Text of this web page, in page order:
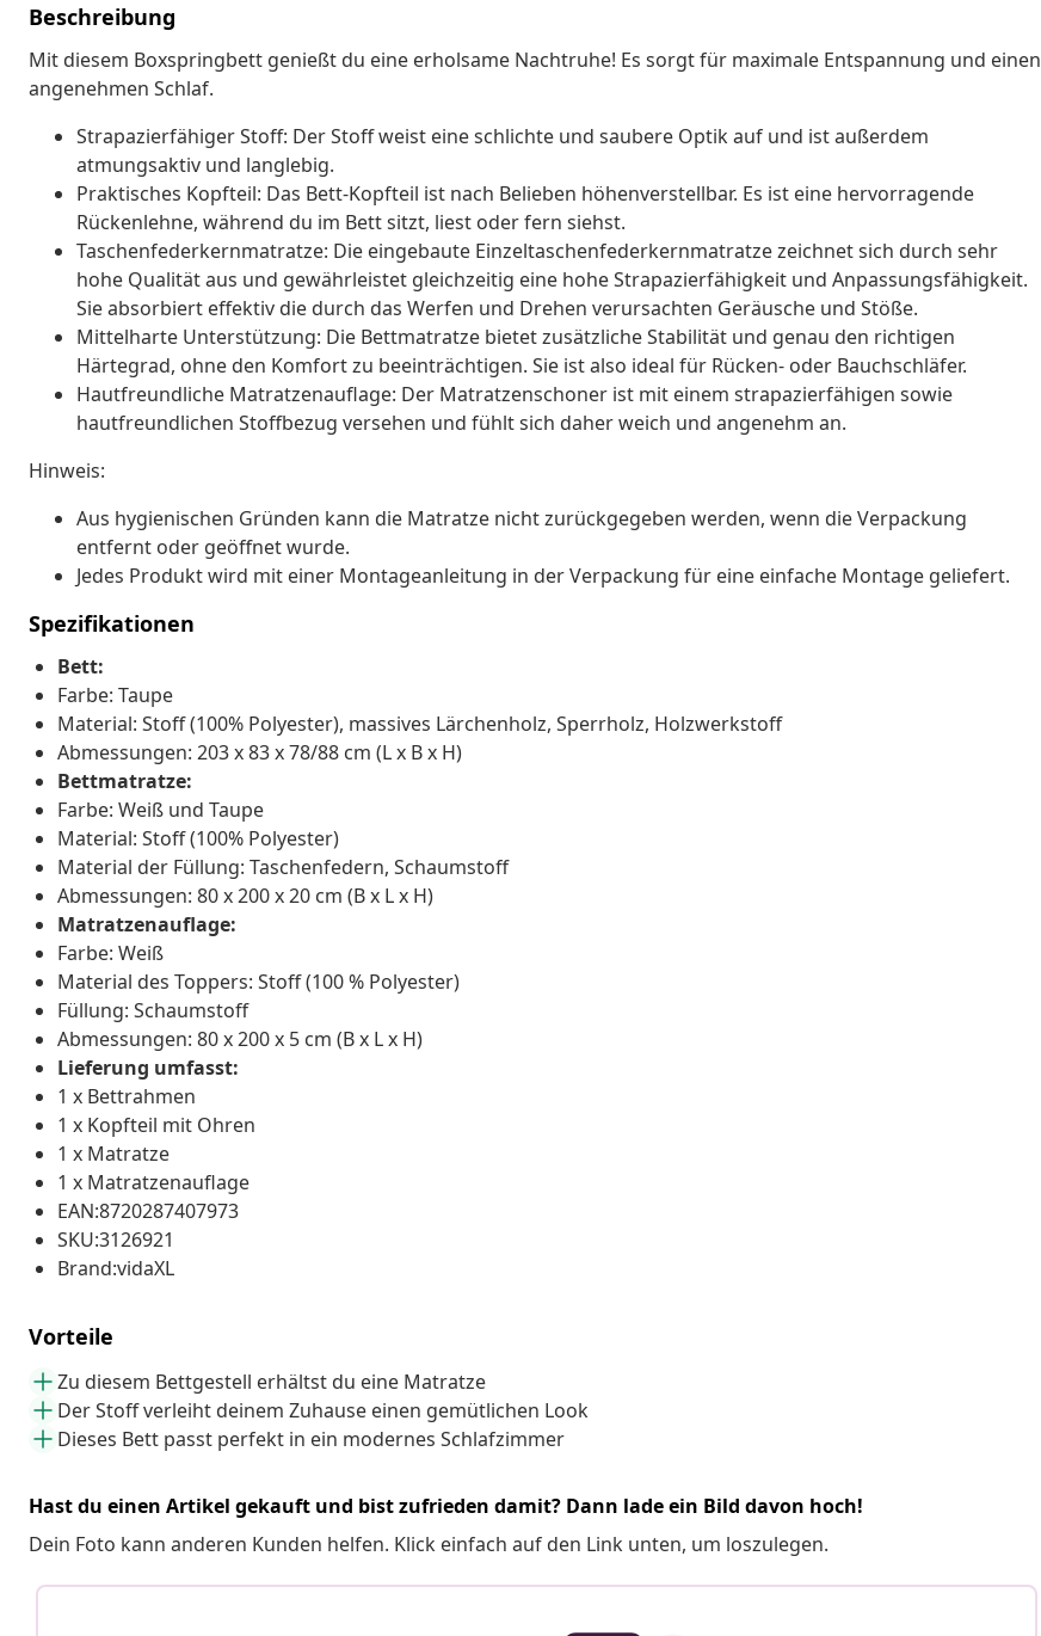
Beschreibung
Mit diesem Boxspringbett genießt du eine erholsame Nachtruhe! Es sorgt für maximale Entspannung und einen
angenehmen Schlaf.
Strapazierfähiger Stoff: Der Stoff weist eine schlichte und saubere Optik auf und ist außerdem
atmungsaktiv und langlebig.
Praktisches Kopfteil: Das Bett-Kopfteil ist nach Belieben höhenverstellbar. Es ist eine hervorragende
Rückenlehne, während du im Bett sitzt, liest oder fern siehst.
Taschenfederkernmatratze: Die eingebaute Einzeltaschenfederkernmatratze zeichnet sich durch sehr
hohe Qualität aus und gewährleistet gleichzeitig eine hohe Strapazierfähigkeit und Anpassungsfähigkeit.
Sie absorbiert effektiv die durch das Werfen und Drehen verursachten Geräusche und Stöße.
Mittelharte Unterstützung: Die Bettmatratze bietet zusätzliche Stabilität und genau den richtigen
Härtegrad, ohne den Komfort zu beeinträchtigen. Sie ist also ideal für Rücken- oder Bauchschläfer.
Hautfreundliche Matratzenauflage: Der Matratzenschoner ist mit einem strapazierfähigen sowie
hautfreundlichen Stoffbezug versehen und fühlt sich daher weich und angenehm an.
Hinweis:
Aus hygienischen Gründen kann die Matratze nicht zurückgegeben werden, wenn die Verpackung
entfernt oder geöffnet wurde.
Jedes Produkt wird mit einer Montageanleitung in der Verpackung für eine einfache Montage geliefert.
Spezifikationen
Bett:
Farbe: Taupe
Material: Stoff (100% Polyester), massives Lärchenholz, Sperrholz, Holzwerkstoff
Abmessungen: 203 x 83 x 78/88 cm (L x B x H)
Bettmatratze:
Farbe: Weiß und Taupe
Material: Stoff (100% Polyester)
Material der Füllung: Taschenfedern, Schaumstoff
Abmessungen: 80 x 200 x 20 cm (B x L x H)
Matratzenauflage:
Farbe: Weiß
Material des Toppers: Stoff (100 % Polyester)
Füllung: Schaumstoff
Abmessungen: 80 x 200 x 5 cm (B x L x H)
Lieferung umfasst:
1 x Bettrahmen
1 x Kopfteil mit Ohren
1 x Matratze
1 x Matratzenauflage
EAN:8720287407973
SKU:3126921
Brand:vidaXL
Vorteile
Zu diesem Bettgestell erhältst du eine Matratze
Der Stoff verleiht deinem Zuhause einen gemütlichen Look
Dieses Bett passt perfekt in ein modernes Schlafzimmer
Hast du einen Artikel gekauft und bist zufrieden damit? Dann lade ein Bild davon hoch!
Dein Foto kann anderen Kunden helfen. Klick einfach auf den Link unten, um loszulegen.